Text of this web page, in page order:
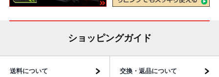
ショッピングガイド
送料について 交換・返品について